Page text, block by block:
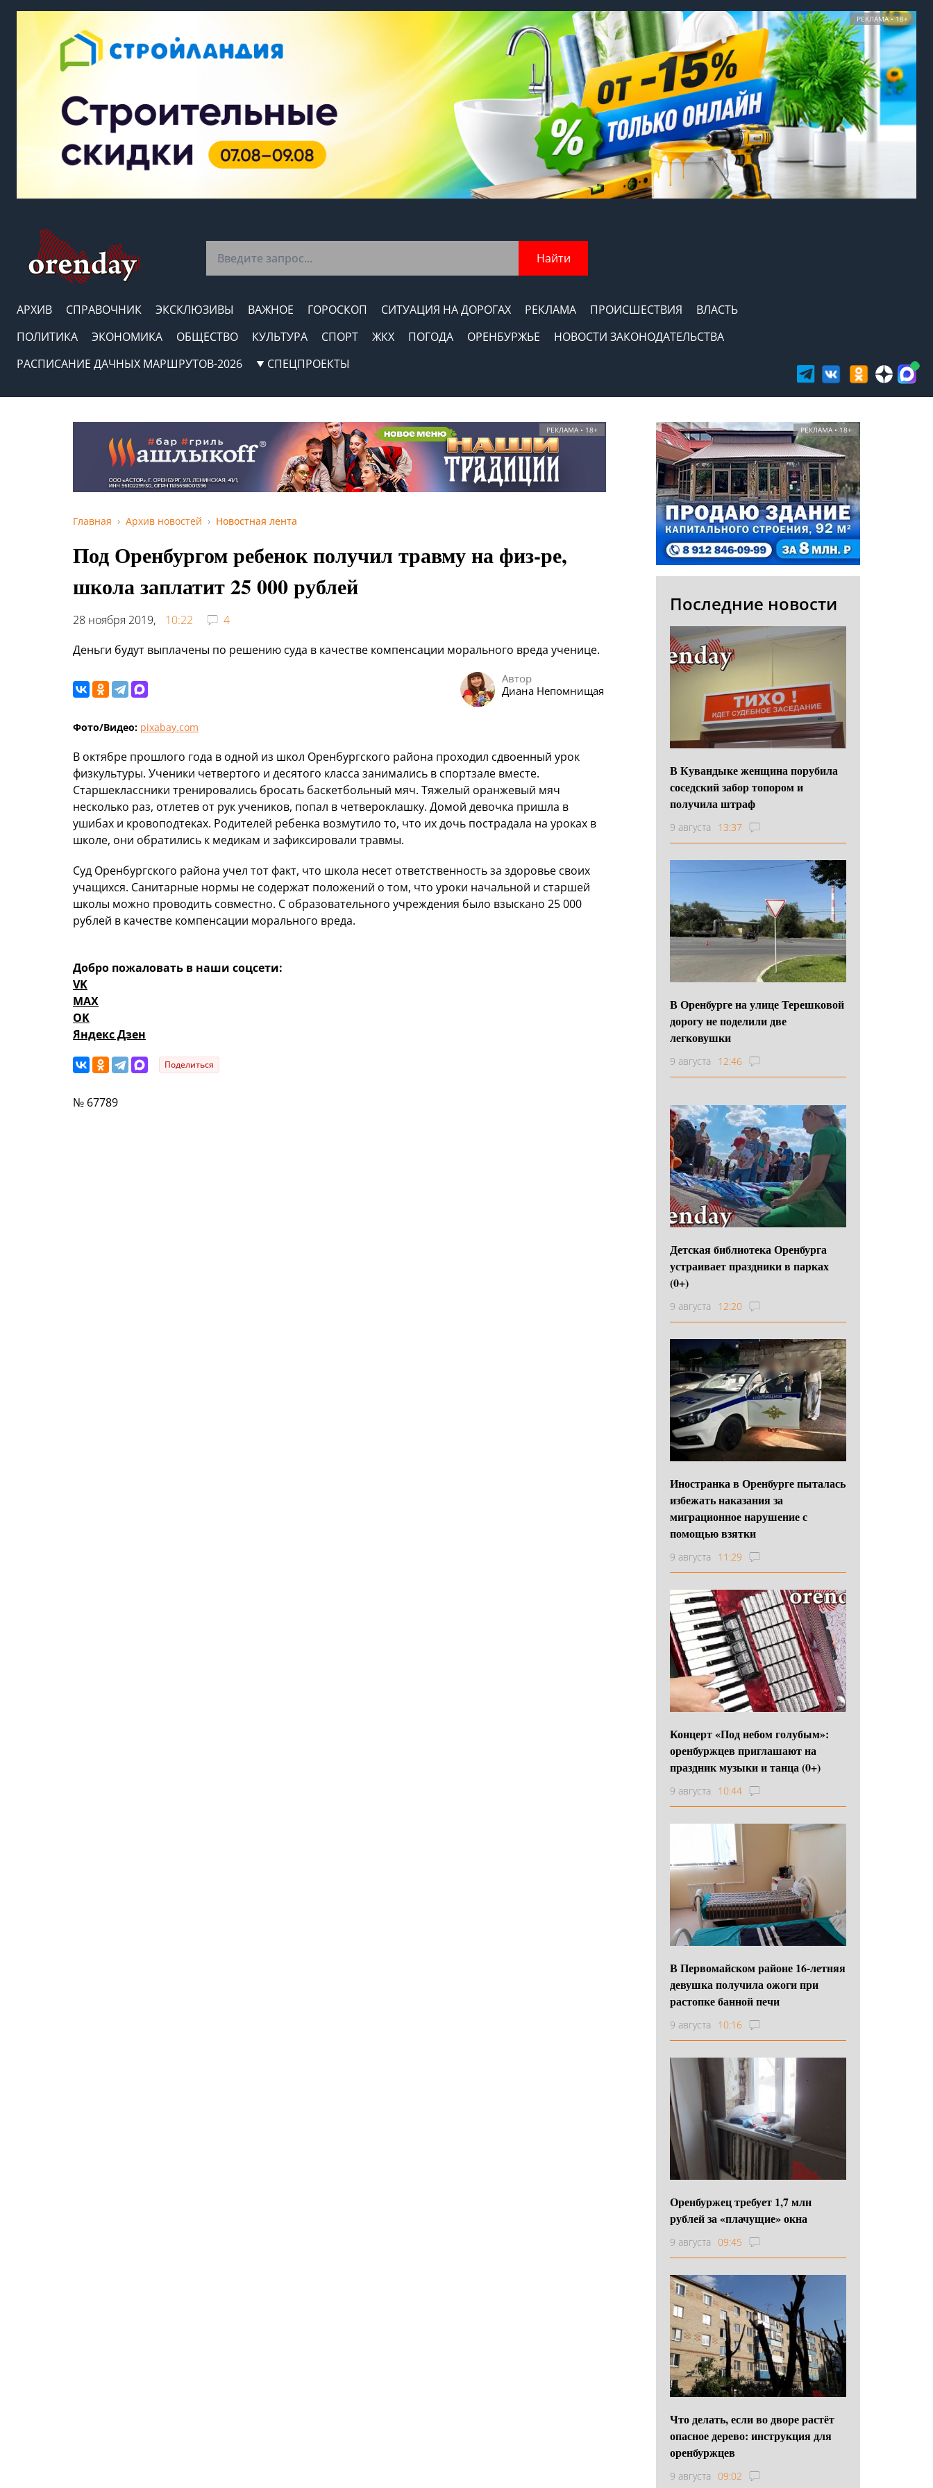
РЕКЛАМА • 18+
Найти
АРХИВ СПРАВОЧНИК ЭКСКЛЮЗИВЫ ВАЖНОЕ ГОРОСКОП СИТУАЦИЯ НА ДОРОГАХ РЕКЛАМА ПРОИСШЕСТВИЯ
ВЛАСТЬ
ПОЛИТИКА
ЭКОНОМИКА ОБЩЕСТВО КУЛЬТУРА СПОРТ ЖКХ ПОГОДА ОРЕНБУРЖЬЕ
НОВОСТИ ЗАКОНОДАТЕЛЬСТВА
РАСПИСАНИЕ ДАЧНЫХ МАРШРУТОВ-2026
СПЕЦПРОЕКТЫ
РЕКЛАМА • 18+
Главная Архив новостей Новостная лента
Под Оренбургом ребенок получил травму на физ-ре,
школа заплатит 25 000 рублей
28 ноября 2019, 10:22
4
Деньги будут выплачены по решению суда в качестве компенсации морального вреда ученице.
Автор
Диана Непомнищая
Фото/Видео: pixabay.com
В октябре прошлого года в одной из школ Оренбургского района проходил сдвоенный урок
физкультуры. Ученики четвертого и десятого класса занимались в спортзале вместе.
Старшеклассники тренировались бросать баскетбольный мяч. Тяжелый оранжевый мяч
несколько раз, отлетев от рук учеников, попал в четвероклашку. Домой девочка пришла в
ушибах и кровоподтеках. Родителей ребенка возмутило то, что их дочь пострадала на уроках в
школе, они обратились к медикам и зафиксировали травмы.
Суд Оренбургского района учел тот факт, что школа несет ответственность за здоровье своих
учащихся. Санитарные нормы не содержат положений о том, что уроки начальной и старшей
школы можно проводить совместно. С образовательного учреждения было взыскано 25 000
рублей в качестве компенсации морального вреда.
Добро пожаловать в наши соцсети:
VK
MAX
OK
Яндекс Дзен
Поделиться
№ 67789
РЕКЛАМА • 18+
Последние новости
В Кувандыке женщина порубила
соседский забор топором и
получила штраф
9 августа 13:37
В Оренбурге на улице Терешковой
дорогу не поделили две
легковушки
9 августа 12:46
Детская библиотека Оренбурга
устраивает праздники в парках
(0+)
9 августа 12:20
Иностранка в Оренбурге пыталась
избежать наказания за
миграционное нарушение с
помощью взятки
9 августа 11:29
Концерт «Под небом голубым»:
оренбуржцев приглашают на
праздник музыки и танца (0+)
9 августа 10:44
В Первомайском районе 16‑летняя
девушка получила ожоги при
растопке банной печи
9 августа 10:16
Оренбуржец требует 1,7 млн
рублей за «плачущие» окна
9 августа 09:45
Что делать, если во дворе растёт
опасное дерево: инструкция для
оренбуржцев
9 августа 09:02